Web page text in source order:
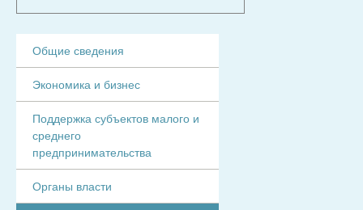
Общие сведения
Экономика и бизнес
Поддержка субъектов малого и
среднего
предпринимательства
Органы власти